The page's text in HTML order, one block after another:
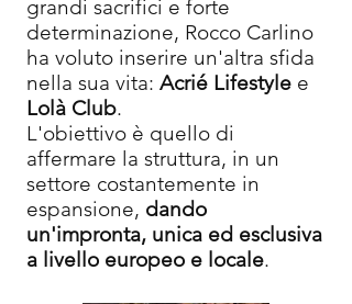
grandi sacrifici e forte
determinazione, Rocco Carlino
ha voluto inserire un'altra sfida
nella sua vita: Acrié Lifestyle e
Lolà Club.
L'obiettivo è quello di
affermare la struttura, in un
settore costantemente in
espansione, dando
un'impronta, unica ed esclusiva
a livello europeo e locale.